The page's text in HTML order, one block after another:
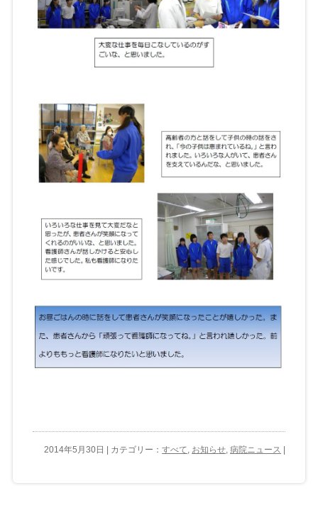
2014年5月30日 | カテゴリー：すべて, お知らせ,病院ニュース